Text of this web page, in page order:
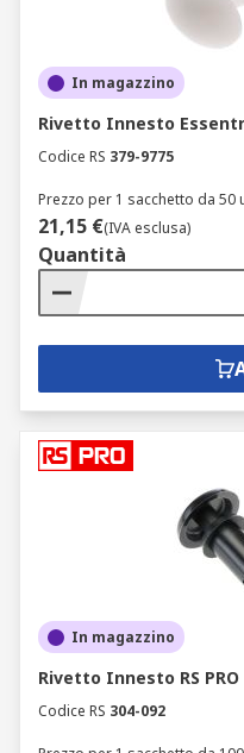
In magazzino
Rivetto Innesto
Codice RS 379-9775
Prezzo per 1 sacchetto da 50
21,15 €(IVA esclusa)
Quantità
In magazzino
Rivetto Innesto RS
Codice RS 304-092